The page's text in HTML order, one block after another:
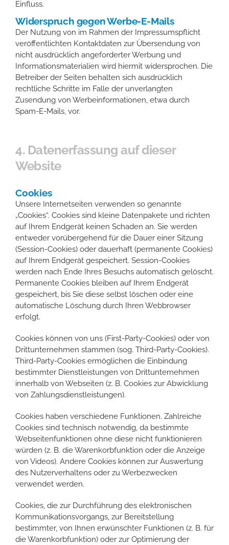
Einfluss.
Widerspruch gegen Werbe-E-Mails
Der Nutzung von im Rahmen der Impressumspflicht
veröffentlichten Kontaktdaten zur Übersendung von
nicht ausdrücklich angeforderter Werbung und
Informationsmaterialien wird hiermit widersprochen. Die
Betreiber der Seiten behalten sich ausdrücklich
rechtliche Schritte im Falle der unverlangten
Zusendung von Werbeinformationen, etwa durch
Spam-E-Mails, vor.
4. Datenerfassung auf dieser
Website
Cookies
Unsere Internetseiten verwenden so genannte
„Cookies“. Cookies sind kleine Datenpakete und richten
auf Ihrem Endgerät keinen Schaden an. Sie werden
entweder vorübergehend für die Dauer einer Sitzung
(Session-Cookies) oder dauerhaft (permanente Cookies)
auf Ihrem Endgerät gespeichert. Session-Cookies
werden nach Ende Ihres Besuchs automatisch gelöscht.
Permanente Cookies bleiben auf Ihrem Endgerät
gespeichert, bis Sie diese selbst löschen oder eine
automatische Löschung durch Ihren Webbrowser
erfolgt.
Cookies können von uns (First-Party-Cookies) oder von
Drittunternehmen stammen (sog. Third-Party-Cookies).
Third-Party-Cookies ermöglichen die Einbindung
bestimmter Dienstleistungen von Drittunternehmen
innerhalb von Webseiten (z. B. Cookies zur Abwicklung
von Zahlungsdienstleistungen).
Cookies haben verschiedene Funktionen. Zahlreiche
Cookies sind technisch notwendig, da bestimmte
Webseitenfunktionen ohne diese nicht funktionieren
würden (z. B. die Warenkorbfunktion oder die Anzeige
von Videos). Andere Cookies können zur Auswertung
des Nutzerverhaltens oder zu Werbezwecken
verwendet werden.
Cookies, die zur Durchführung des elektronischen
Kommunikationsvorgangs, zur Bereitstellung
bestimmter, von Ihnen erwünschter Funktionen (z. B. für
die Warenkorbfunktion) oder zur Optimierung der